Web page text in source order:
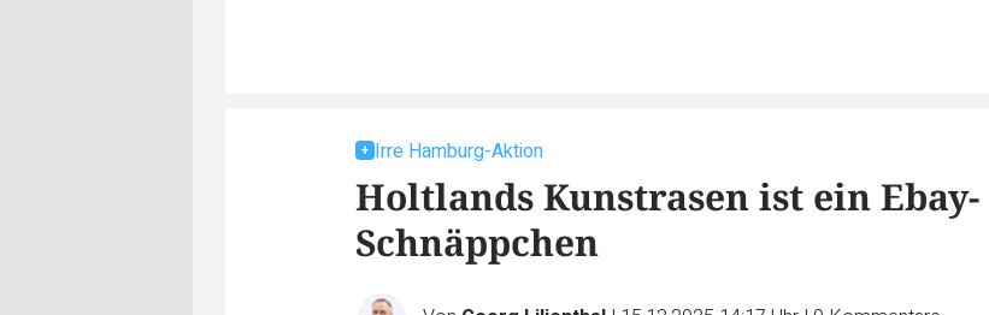
Irre Hamburg-Aktion
Holtlands Kunstrasen ist ein Ebay-
Schnäppchen